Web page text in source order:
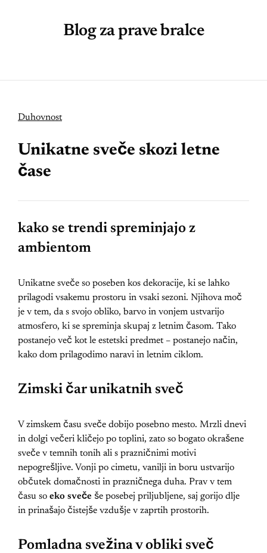
Blog za prave bralce
Duhovnost
Unikatne sveče skozi letne
čase
kako se trendi spreminjajo z
ambientom
Unikatne sveče so poseben kos dekoracije, ki se lahko
prilagodi vsakemu prostoru in vsaki sezoni. Njihova moč
je v tem, da s svojo obliko, barvo in vonjem ustvarijo
atmosfero, ki se spreminja skupaj z letnim časom. Tako
postanejo več kot le estetski predmet – postanejo način,
kako dom prilagodimo naravi in letnim ciklom.
Zimski čar unikatnih sveč
V zimskem času sveče dobijo posebno mesto. Mrzli dnevi
in dolgi večeri kličejo po toplini, zato so bogato okrašene
sveče v temnih tonih ali s prazničnimi motivi
nepogrešljive. Vonji po cimetu, vanilji in boru ustvarijo
občutek domačnosti in prazničnega duha. Prav v tem
času so eko sveče še posebej priljubljene, saj gorijo dlje
in prinašajo čistejše vzdušje v zaprtih prostorih.
Pomladna svežina v obliki sveč